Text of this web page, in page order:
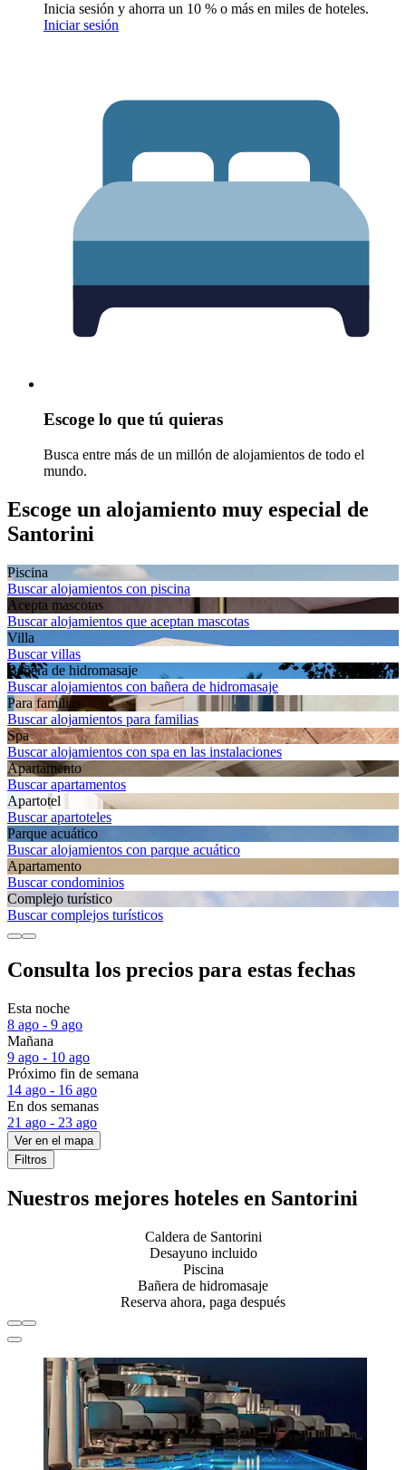
Inicia sesión y ahorra un 10 % o más en miles de hoteles.
Iniciar sesión
Escoge lo que tú quieras
Busca entre más de un millón de alojamientos de todo el
mundo.
Escoge un alojamiento muy especial de
Santorini
Piscina
Buscar alojamientos con piscina
Acepta mascotas
Buscar alojamientos que aceptan mascotas
Villa
Buscar villas
Bañera de hidromasaje
Buscar alojamientos con bañera de hidromasaje
Para familias
Buscar alojamientos para familias
Spa
Buscar alojamientos con spa en las instalaciones
Apartamento
Buscar apartamentos
Apartotel
Buscar apartoteles
Parque acuático
Buscar alojamientos con parque acuático
Apartamento
Buscar condominios
Complejo turístico
Buscar complejos turísticos
Consulta los precios para estas fechas
Esta noche
8 ago - 9 ago
Mañana
9 ago - 10 ago
Próximo fin de semana
14 ago - 16 ago
En dos semanas
21 ago - 23 ago
Ver en el mapa
Filtros
Nuestros mejores hoteles en Santorini
Caldera de Santorini
Desayuno incluido
Piscina
Bañera de hidromasaje
Reserva ahora, paga después